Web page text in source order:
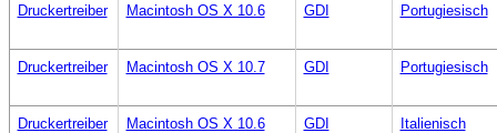
Druckertreiber Macintosh OS X 10.6 GDI Portugiesisch
Druckertreiber Macintosh OS X 10.7 GDI Portugiesisch
Druckertreiber Macintosh OS X 10.6 GDI Italienisch